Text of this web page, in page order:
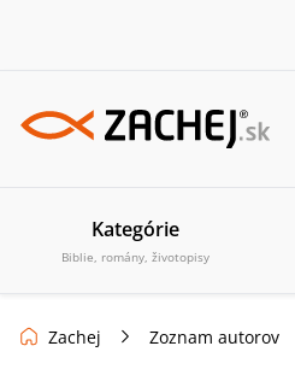
Kategórie
Biblie, romány, životopisy
Zachej Zoznam autorov